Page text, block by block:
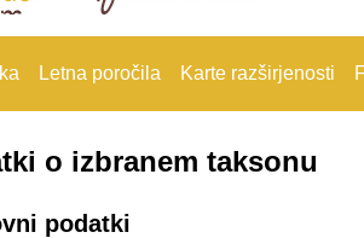
Letna poročila Karte razširjenosti
o izbranem taksonu
podatki